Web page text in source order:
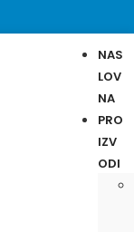
NAS
LOV
NA
PRO
IZV
ODI